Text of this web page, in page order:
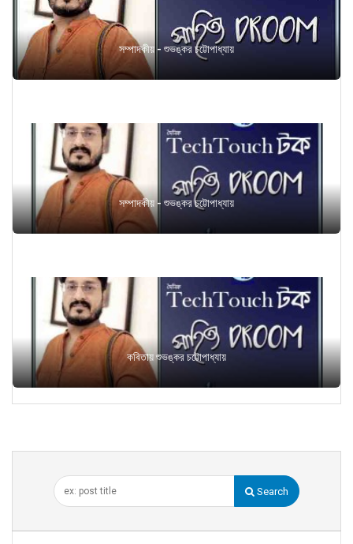
সম্পাদকীয় - শুভঙ্কর চট্টোপাধ্যায়
সম্পাদকীয় - শুভঙ্কর চট্টোপাধ্যায়
কবিতায় শুভঙ্কর চট্টোপাধ্যায়
Search